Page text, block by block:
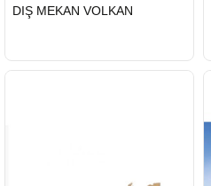
HIZLI
GÖNDERİ
DIŞ MEKAN VOLKAN